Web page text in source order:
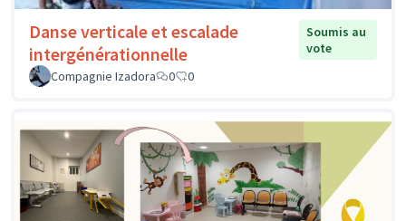
Danse verticale et escalade
intergénérationnelle
Soumis au
vote
Compagnie Izadora
0 0